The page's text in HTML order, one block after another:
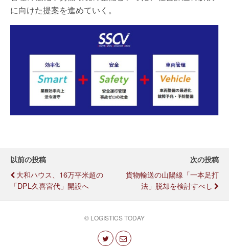
に向けた提案を進めていく。
以前の投稿
大和ハウス、16万平米超の
「DPL久喜宮代」開設へ
次の投稿
貨物輸送の山陽線「一本足打
法」脱却を検討すべし
© LOGISTICS TODAY